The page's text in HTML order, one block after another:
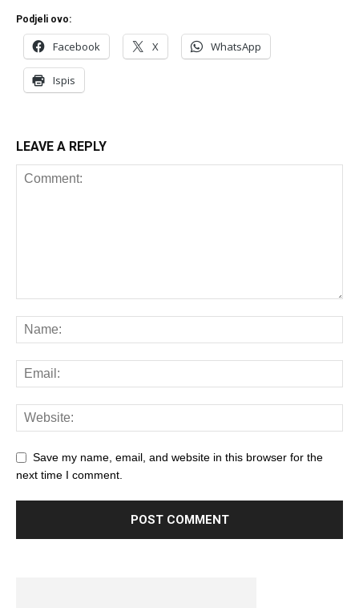
Podjeli ovo:
Facebook X WhatsApp
Ispis
LEAVE A REPLY
Save my name, email, and website in this browser for the
next time I comment.